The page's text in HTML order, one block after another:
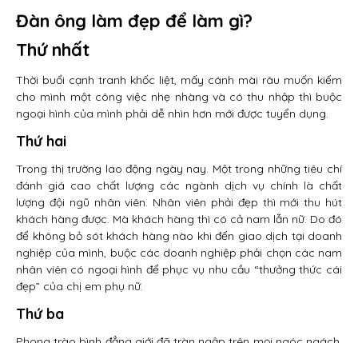
Đàn ông làm đẹp để làm gì?
Thứ nhất
Thời buổi cạnh tranh khốc liệt, mấy cánh mài râu muốn kiếm
cho mình một công việc nhẹ nhàng và có thu nhập thì buộc
ngoại hình của mình phải dễ nhìn hơn mới được tuyển dụng.
Thứ hai
Trong thị trường lao động ngày nay. Một trong những tiêu chí
đánh giá cao chất lượng các ngành dịch vụ chính là chất
lượng đội ngũ nhân viên. Nhân viên phải đẹp thì mới thu hút
khách hàng được. Mà khách hàng thì có cả nam lẫn nữ. Do đó
để không bỏ sót khách hàng nào khi đến giao dịch tại doanh
nghiệp của mình, buộc các doanh nghiệp phải chọn các nam
nhân viên có ngoại hình để phục vụ nhu cầu “thưởng thức cái
đẹp” của chị em phụ nữ.
Thứ ba